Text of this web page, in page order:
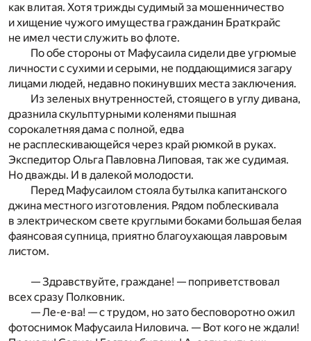
как влитая. Хотя трижды судимый за мошенничество
и хищение чужого имущества гражданин Браткрайс
не имел чести служить во флоте.
По обе стороны от Мафусаила сидели две угрюмые
личности с сухими и серыми, не поддающимися загару
лицами людей, недавно покинувших места заключения.
Из зеленых внутренностей, стоящего в углу дивана,
дразнила скульптурными коленями пышная
сорокалетняя дама с полной, едва
не расплескивающейся через край рюмкой в руках.
Экспедитор Ольга Павловна Липовая, так же судимая.
Но дважды. И в далекой молодости.
Перед Мафусаилом стояла бутылка капитанского
джина местного изготовления. Рядом поблескивала
в электрическом свете круглыми боками большая белая
фаянсовая супница, приятно благоухающая лавровым
листом.
— Здравствуйте, граждане! — поприветствовал
всех сразу Полковник.
— Ле-е-ва! — с трудом, но зато бесповоротно ожил
фотоснимок Мафусаила Ниловича. — Вот кого не ждали!